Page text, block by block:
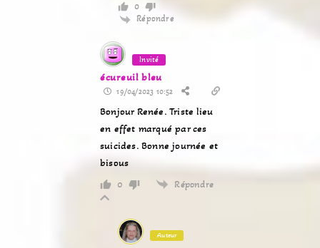
0
Répondre
Invité
écureuil bleu
19/04/2023 10:52
Bonjour Renée. Triste lieu
en effet marqué par ces
suicides. Bonne journée et
bisous
0 Répondre
Auteur